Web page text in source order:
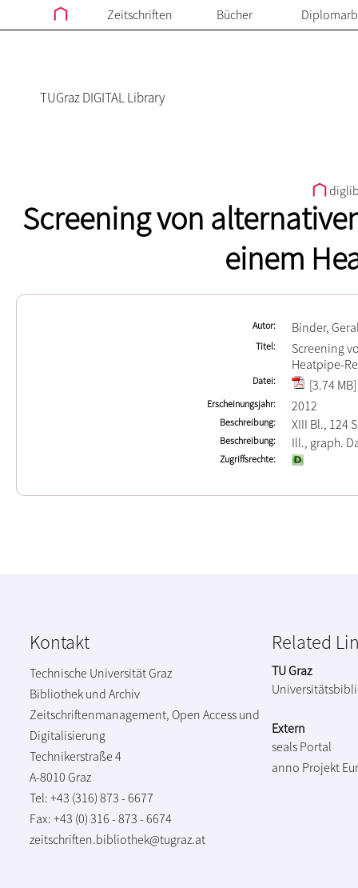
Zeitschriften Bücher
TUGraz DIGITAL Library
Screening von
einem
Autor Binder,
Titel
Screening
Heatpipe-
Datei [3.74 MB]
Erscheinungsjahr 2012
Beschreibung XIII Bl., 124
Beschreibung Ill., graph.
Zugriffsrechte
Kontakt
Technische Universität Graz
Bibliothek und Archiv
Zeitschriftenmanagement, Open Access und
Digitalisierung
Technikerstraße 4
A-8010 Graz
Tel: +43 (316) 873 - 6677
Fax: +43 (0) 316 - 873 - 6674
zeitschriften.bibliothek@tugraz.at
Related
TU Graz
Extern
seals Portal
anno Projekt